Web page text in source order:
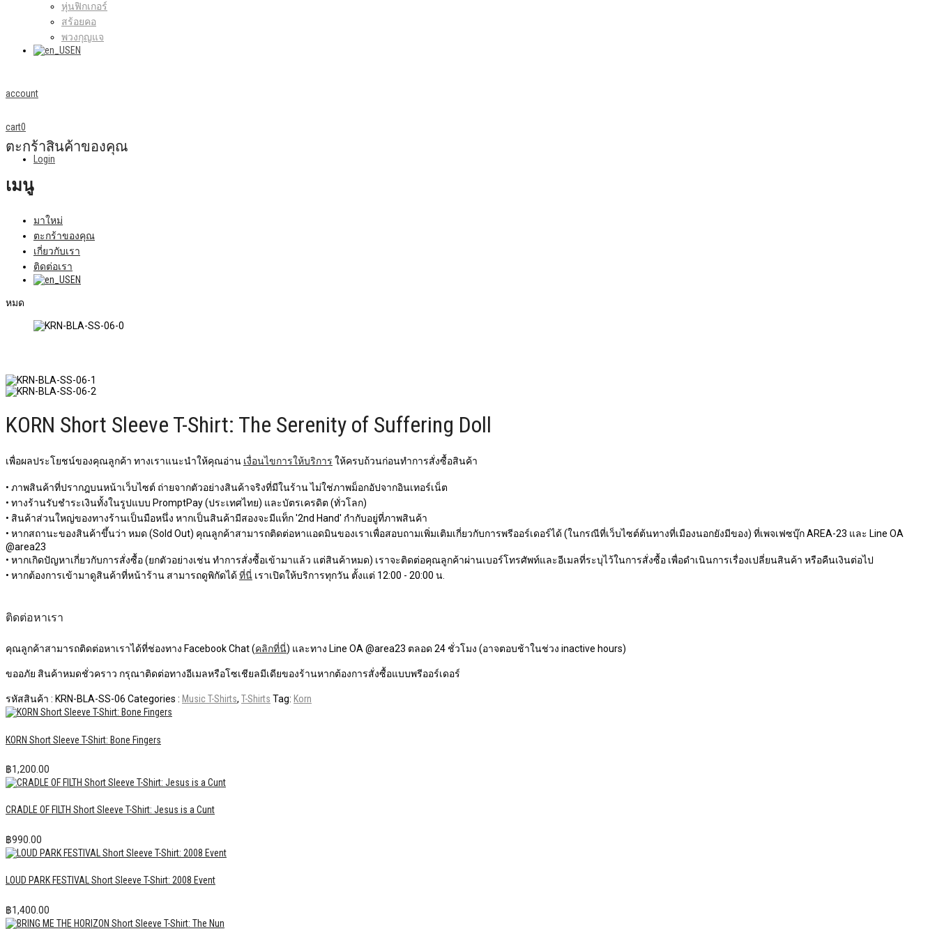
หุ่นฟิกเกอร์
สร้อยคอ
พวงกุญแจ
EN
account
Login
cart0
ตะกร้าสินค้าของคุณ
เมนู
มาใหม่
ตะกร้าของคุณ
เกี่ยวกับเรา
ติดต่อเรา
EN
หมด
KORN Short Sleeve T-Shirt: The Serenity of Suffering Doll
เพื่อผลประโยชน์ของคุณลูกค้า ทางเราแนะนำให้คุณอ่าน เงื่อนไขการให้บริการ ให้ครบถ้วนก่อนทำการสั่งซื้อสินค้า
• ภาพสินค้าที่ปรากฎบนหน้าเว็บไซต์ ถ่ายจากตัวอย่างสินค้าจริงที่มีในร้าน ไม่ใช่ภาพม็อกอัปจากอินเทอร์เน็ต
• ทางร้านรับชำระเงินทั้งในรูปแบบ PromptPay (ประเทศไทย) และบัตรเครดิต (ทั่วโลก)
• สินค้าส่วนใหญ่ของทางร้านเป็นมือหนึ่ง หากเป็นสินค้ามีสองจะมีแท็ก '2nd Hand' กำกับอยู่ที่ภาพสินค้า
• หากสถานะของสินค้าขึ้นว่า หมด (Sold Out) คุณลูกค้าสามารถติดต่อหาแอดมินของเราเพื่อสอบถามเพิ่มเติมเกี่ยวกับการพรีออร์เดอร์ได้ (ในกรณีที่เว็บไซต์ต้นทางที่เมืองนอกยังมีของ) ที่เพจเฟซบุ๊ก AREA-23 และ Line OA
@area23
• หากเกิดปัญหาเกี่ยวกับการสั่งซื้อ (ยกตัวอย่างเช่น ทำการสั่งซื้อเข้ามาแล้ว แต่สินค้าหมด) เราจะติดต่อคุณลูกค้าผ่านเบอร์โทรศัพท์และอีเมลที่ระบุไว้ในการสั่งซื้อ เพื่อดำเนินการเรื่องเปลี่ยนสินค้า หรือคืนเงินต่อไป
• หากต้องการเข้ามาดูสินค้าที่หน้าร้าน สามารถดูพิกัดได้ ที่นี่ เราเปิดให้บริการทุกวัน ตั้งแต่ 12:00 - 20:00 น.
ติดต่อหาเรา
คุณลูกค้าสามารถติดต่อหาเราได้ที่ช่องทาง Facebook Chat (คลิกที่นี่) และทาง Line OA @area23 ตลอด 24 ชั่วโมง (อาจตอบช้าในช่วง inactive hours)
ขออภัย สินค้าหมดชั่วคราว กรุณาติดต่อทางอีเมลหรือโซเชียลมีเดียของร้านหากต้องการสั่งซื้อแบบพรีออร์เดอร์
รหัสสินค้า : KRN-BLA-SS-06 Categories : Music T-Shirts, T-Shirts Tag: Korn
KORN Short Sleeve T-Shirt: Bone Fingers
฿1,200.00
CRADLE OF FILTH Short Sleeve T-Shirt: Jesus is a Cunt
฿990.00
LOUD PARK FESTIVAL Short Sleeve T-Shirt: 2008 Event
฿1,400.00